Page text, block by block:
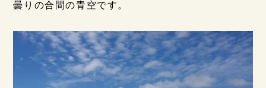
曇りの合間の青空です。